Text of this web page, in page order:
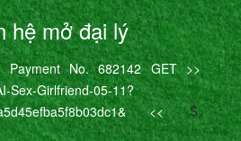
hệ mở đại lý
Payment No. 682142 GET >>
Sex-Girlfriend-05-11?
<<